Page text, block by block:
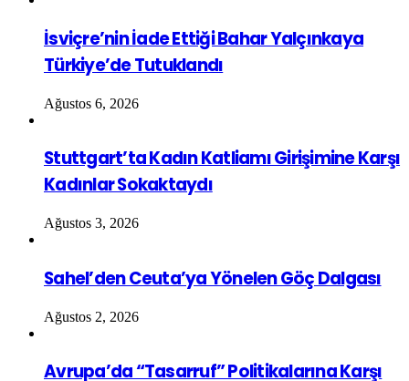
İsviçre’nin İade Ettiği Bahar Yalçınkaya
Türkiye’de Tutuklandı
Ağustos 6, 2026
Stuttgart’ta Kadın Katliamı Girişimine Karşı
Kadınlar Sokaktaydı
Ağustos 3, 2026
Sahel’den Ceuta’ya Yönelen Göç Dalgası
Ağustos 2, 2026
Avrupa’da “Tasarruf” Politikalarına Karşı